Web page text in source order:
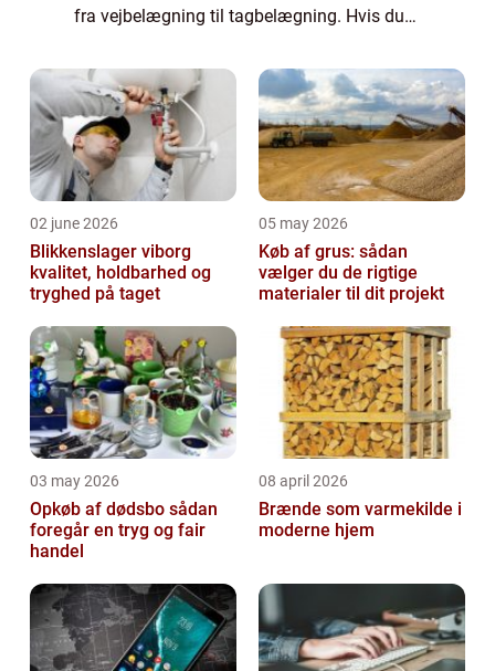
fra vejbelægning til tagbelægning. Hvis du
næste projekt, vil denne artikel give dig alle
de o...
02 june 2026
Blikkenslager viborg
kvalitet, holdbarhed og
tryghed på taget
05 may 2026
Køb af grus: sådan
vælger du de rigtige
materialer til dit projekt
03 may 2026
Opkøb af dødsbo sådan
foregår en tryg og fair
handel
08 april 2026
Brænde som varmekilde i
moderne hjem